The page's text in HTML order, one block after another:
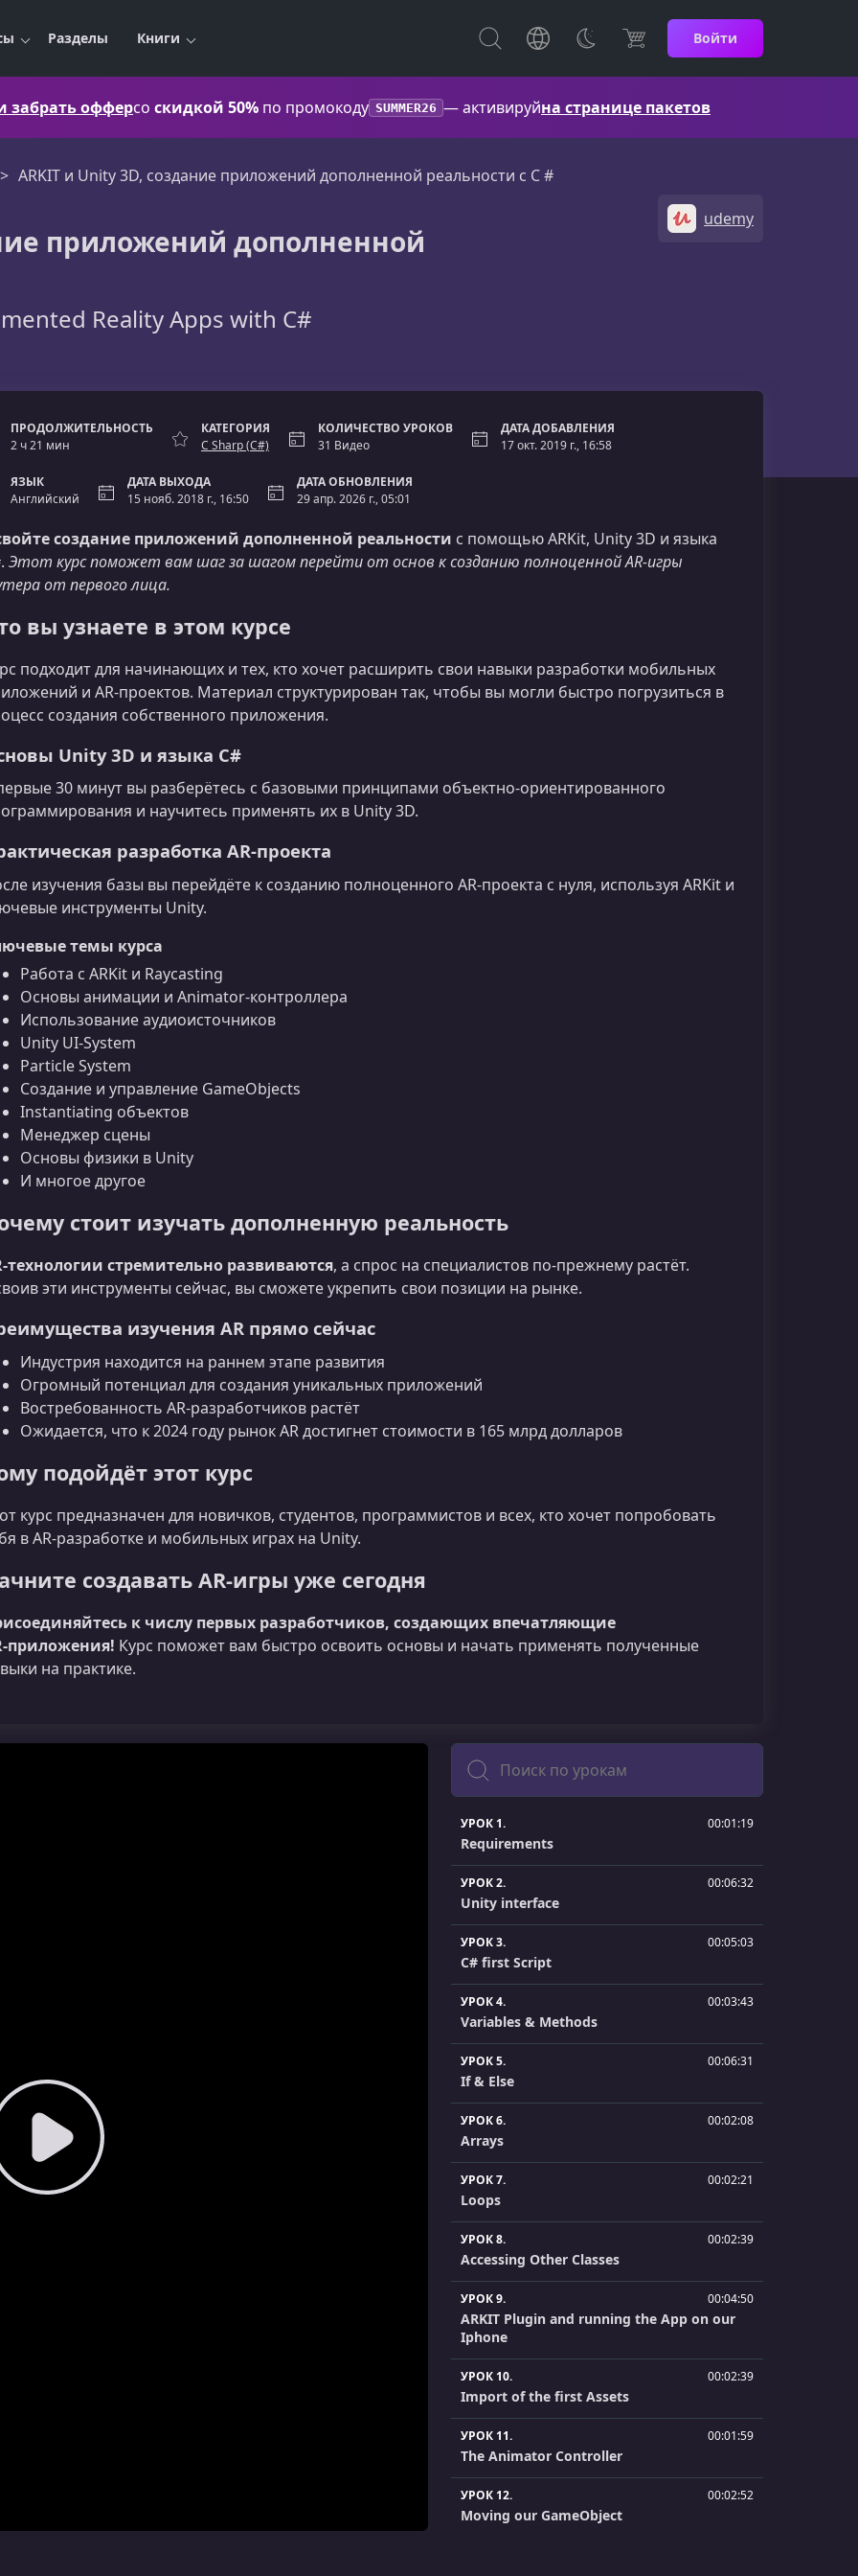
Разделы Книги Войти
забрать офферсо скидкой 50% по промокоду SUMMER26 — активируйна странице пакетов
ARKIT и Unity 3D, создание приложений дополненной реальности с C #
приложений дополненной
Reality Apps with C#
udemy
ПРОДОЛЖИТЕЛЬНОСТЬ
2 ч 21 мин
КАТЕГОРИЯ
C Sharp (C#)
КОЛИЧЕСТВО УРОКОВ
31 Видео
ДАТА ДОБАВЛЕНИЯ
17 окт. 2019 г., 16:58
ЯЗЫК
Английский
ДАТА ВЫХОДА
15 нояб. 2018 г., 16:50
ДАТА ОБНОВЛЕНИЯ
29 апр. 2026 г., 05:01
создание приложений дополненной реальности с помощью ARKit, Unity 3D и языка
Этот курс поможет вам шаг за шагом перейти от основ к созданию полноценной AR‑игры
от первого лица.
вы узнаете в этом курсе
подходит для начинающих и тех, кто хочет расширить свои навыки разработки мобильных
и AR‑проектов. Материал структурирован так, чтобы вы могли быстро погрузиться в
создания собственного приложения.
Unity 3D и языка C#
30 минут вы разберётесь с базовыми принципами объектно‑ориентированного
и научитесь применять их в Unity 3D.
разработка AR‑проекта
изучения базы вы перейдёте к созданию полноценного AR‑проекта с нуля, используя ARKit и
инструменты Unity.
темы курса
Работа с ARKit и Raycasting
Основы анимации и Animator-контроллера
Использование аудиоисточников
Unity UI-System
Particle System
Создание и управление GameObjects
Instantiating объектов
Менеджер сцены
Основы физики в Unity
И многое другое
стоит изучать дополненную реальность
стремительно развиваются, а спрос на специалистов по-прежнему растёт.
эти инструменты сейчас, вы сможете укрепить свои позиции на рынке.
изучения AR прямо сейчас
Индустрия находится на раннем этапе развития
Огромный потенциал для создания уникальных приложений
Востребованность AR‑разработчиков растёт
Ожидается, что к 2024 году рынок AR достигнет стоимости в 165 млрд долларов
подойдёт этот курс
курс предназначен для новичков, студентов, программистов и всех, кто хочет попробовать
в AR‑разработке и мобильных играх на Unity.
создавать AR‑игры уже сегодня
к числу первых разработчиков, создающих впечатляющие
Курс поможет вам быстро освоить основы и начать применять полученные
на практике.
Поиск
УРОК 1. 00:01:19
Requirements
УРОК 2. 00:06:32
Unity interface
УРОК 3. 00:05:03
C# first Script
УРОК 4. 00:03:43
Variables & Methods
УРОК 5. 00:06:31
If & Else
УРОК 6. 00:02:08
Arrays
УРОК 7. 00:02:21
Loops
УРОК 8. 00:02:39
Accessing Other Classes
УРОК 9. 00:04:50
ARKIT Plugin and running the App on our
Iphone
УРОК 10. 00:02:39
Import of the first Assets
УРОК 11. 00:01:59
The Animator Controller
УРОК 12. 00:02:52
Moving our GameObject